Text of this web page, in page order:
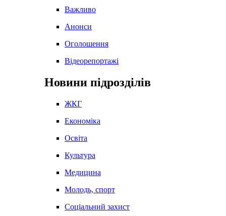
Важливо
Анонси
Оголошення
Відеорепортажі
Новини підрозділів
ЖКГ
Економіка
Освіта
Культура
Медицина
Молодь, спорт
Соціальний захист